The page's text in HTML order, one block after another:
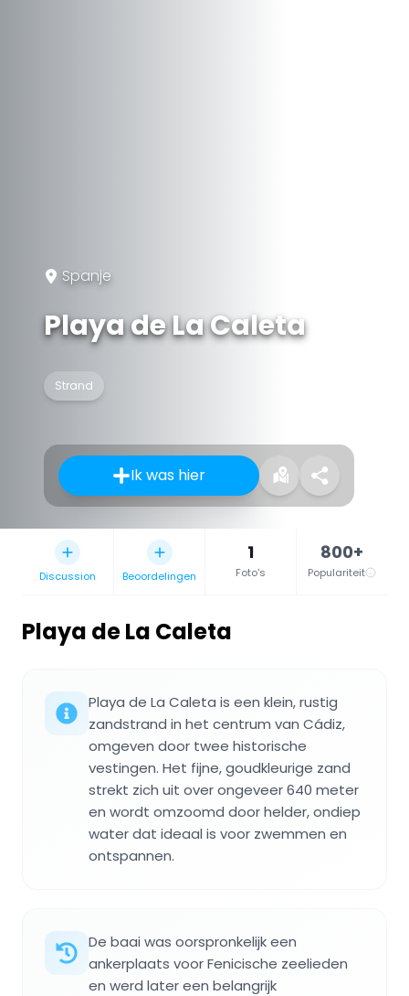
Spanje
Playa de La Caleta
Strand
Ik was hier
Discussion Beoordelingen
1
Foto's
800+
Populariteit
Playa de La Caleta
Playa de La Caleta is een klein, rustig
zandstrand in het centrum van Cádiz,
omgeven door twee historische
vestingen. Het fijne, goudkleurige zand
strekt zich uit over ongeveer 640 meter
en wordt omzoomd door helder, ondiep
water dat ideaal is voor zwemmen en
ontspannen.
De baai was oorspronkelijk een
ankerplaats voor Fenicische zeelieden
en werd later een belangrijk